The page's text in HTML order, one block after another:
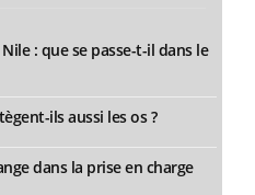
: que se passe-t-il dans le
ils aussi les os ?
dans la prise en charge